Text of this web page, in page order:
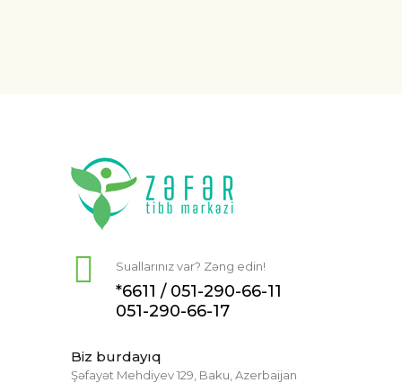
Suallarınız var? Zəng edin!
*6611 / 051-290-66-11
051-290-66-17
Biz burdayıq
Şəfayət Mehdiyev 129, Baku, Azerbaijan